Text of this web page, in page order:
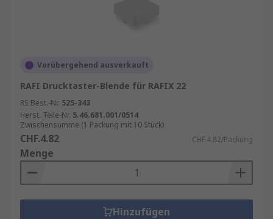
Vorübergehend ausverkauft
RAFI Drucktaster-Blende für RAFIX 22
RS Best.-Nr. 525-343
Herst. Teile-Nr. 5.46.681.001/0514
Zwischensumme (1 Packung mit 10 Stück)
CHF.4.82 CHF.4.82/Packung
Menge
Hinzufügen